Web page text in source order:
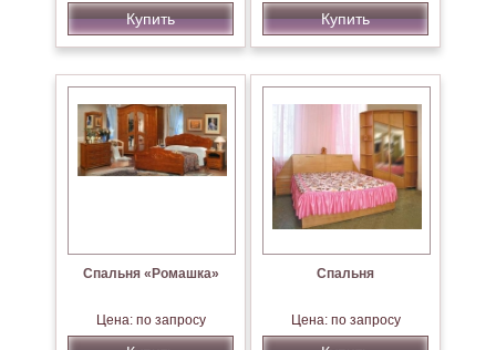
Купить Купить
Спальня «Ромашка»
Цена: по запросу
Спальня
Цена: по запросу